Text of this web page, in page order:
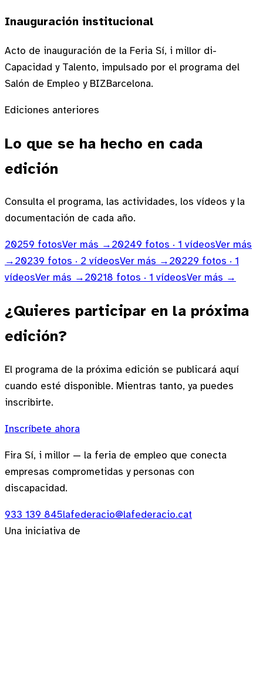
Inauguración institucional
Acto de inauguración de la Feria Sí, i millor di-
Capacidad y Talento, impulsado por el programa del
Salón de Empleo y BIZBarcelona.
Ediciones anteriores
Lo que se ha hecho en cada
edición
Consulta el programa, las actividades, los vídeos y la
documentación de cada año.
20259 fotosVer más →20249 fotos · 1 vídeosVer más
→20239 fotos · 2 vídeosVer más →20229 fotos · 1
vídeosVer más →20218 fotos · 1 vídeosVer más →
¿Quieres participar en la próxima
edición?
El programa de la próxima edición se publicará aquí
cuando esté disponible. Mientras tanto, ya puedes
inscribirte.
Inscríbete ahora
Fira Sí, i millor — la feria de empleo que conecta
empresas comprometidas y personas con
discapacidad.
933 139 845lafederacio@lafederacio.cat
Una iniciativa de